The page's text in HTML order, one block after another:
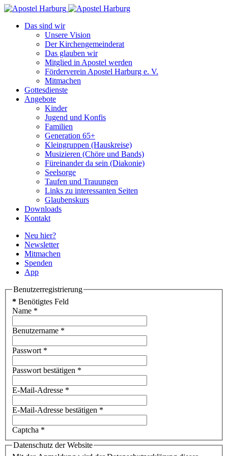
Das sind wir
Unsere Vision
Der Kirchengemeinderat
Das glauben wir
Mitglied in Apostel werden
Förderverein Apostel Harburg e. V.
Mitmachen
Gottesdienste
Angebote
Kinder
Jugend und Konfis
Familien
Generation 65+
Kleingruppen (Hauskreise)
Musizieren (Chöre und Bands)
Füreinander da sein (Diakonie)
Seelsorge
Taufen und Trauungen
Links zu interessanten Seiten
Glaubenskurs
Downloads
Kontakt
Neu hier?
Newsletter
Mitmachen
Spenden
App
Benutzerregistrierung
* Benötigtes Feld
Name *
Benutzername *
Passwort *
Passwort bestätigen *
E-Mail-Adresse *
E-Mail-Adresse bestätigen *
Captcha *
Datenschutz der Website